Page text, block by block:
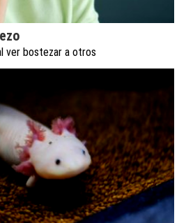
ver bostezar a otros